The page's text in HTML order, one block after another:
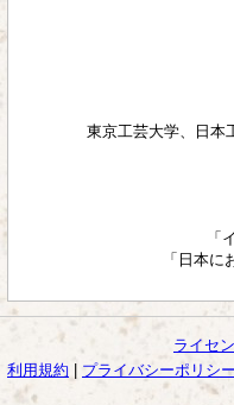
東京工芸大学、日本
「
「日本
ライセ
利用規約
プライバシーポリシー